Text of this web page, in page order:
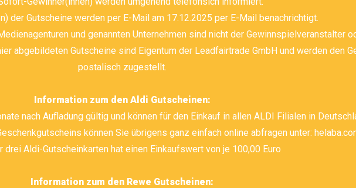
der Gutscheine werden per E-Mail am 17.12.2025 per E-Mail benachrichtigt.
und genannten Unternehmen sind nicht der Gewinnspielveranstalter
abgebildeten Gutscheine sind Eigentum der Leadfairtrade GmbH und werden den
postalisch zugestellt.
Information zum den Aldi Gutscheinen:
nach Aufladung gültig und können für den Einkauf in allen ALDI Filialen in
können Sie übrigens ganz einfach online abfragen unter:
drei Aldi-Gutscheinkarten hat einen Einkaufswert von je 100,00 Euro
Information zum den Rewe Gutscheinen: